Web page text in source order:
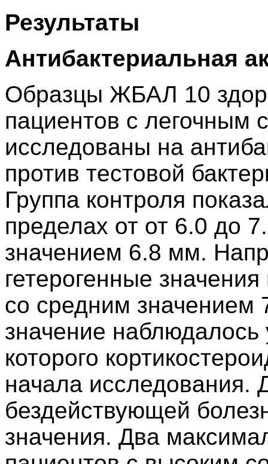
Результаты
Антибактериальная
Образцы ЖБАЛ 10
пациентов с легочным
исследованы на
против тестовой
Группа контроля
пределах от от 6.0 до
значением 6.8 мм.
гетерогенные
со средним значением
значение наблюдалось
которого
начала исследования.
бездействующей
значения. Два